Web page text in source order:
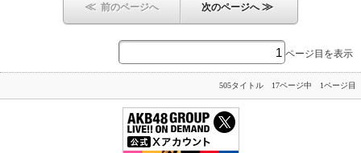
≪ 前のページへ 次のページへ≫
ページ目を表示
505タイトル 17ページ中 1ページ目